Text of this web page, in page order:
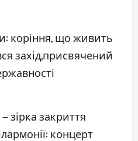
коріння, що живить
захід,присвячений
зірка закриття
концерт